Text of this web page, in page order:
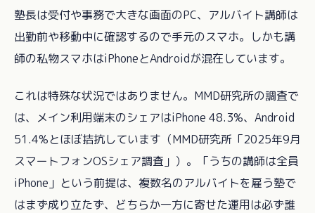
塾長は受付や事務で大きな画面のPC、アルバイト講師は
出勤前や移動中に確認するので手元のスマホ。しかも講
師の私物スマホはiPhoneとAndroidが混在しています。
これは特殊な状況ではありません。MMD研究所の調査で
は、メイン利用端末のシェアはiPhone 48.3%、Android
51.4%とほぼ拮抗しています（MMD研究所「2025年9月
スマートフォンOSシェア調査」）。「うちの講師は全員
iPhone」という前提は、複数名のアルバイトを雇う塾で
はまず成り立たず、どちらか一方に寄せた運用は必ず誰